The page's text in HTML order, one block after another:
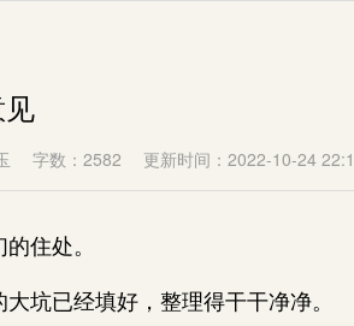
字数：2582 更新时间：2022-10-24
住处。
已经填好，整理得干干净净。